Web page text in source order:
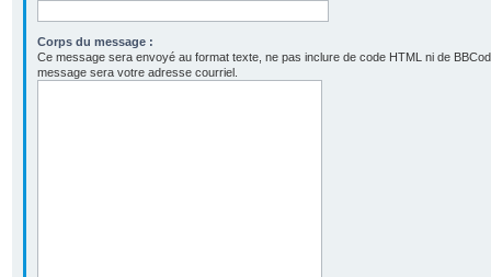
Corps du message :
Ce message sera envoyé au format texte, ne pas inclure de code HTML ni de
message sera votre adresse courriel.